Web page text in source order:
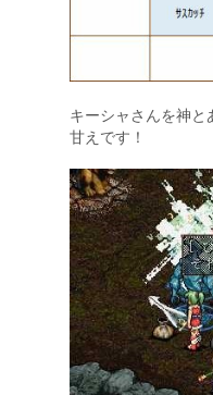
キーシャさんを神
甘えです！